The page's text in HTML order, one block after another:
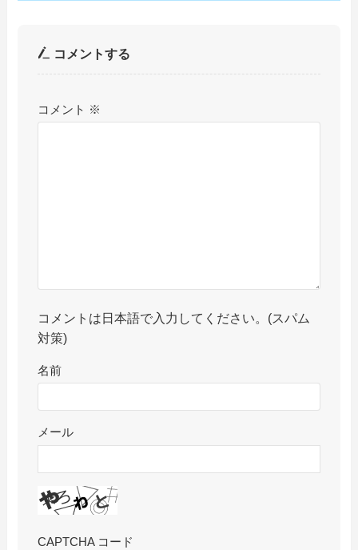
コメントする
コメント ※
コメントは日本語で入力してください。(スパム
対策)
名前
メール
CAPTCHA コード